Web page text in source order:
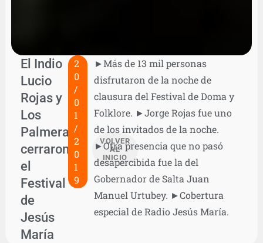
El Indio
Lucio
Rojas y
Los
Palmeras
cerraron
el
Festival
de
Jesús
María
2
0
/
0
1
/
2
0
1
9
VOLVER
AL
INICIO
►Más de 13 mil personas
disfrutaron de la noche de
clausura del Festival de Doma y
Folklore. ►Jorge Rojas fue uno
de los invitados de la noche.
►Otra presencia que no pasó
desapercibida fue la del
Gobernador de Salta Juan
Manuel Urtubey. ►Cobertura
especial de Radio Jesús María.